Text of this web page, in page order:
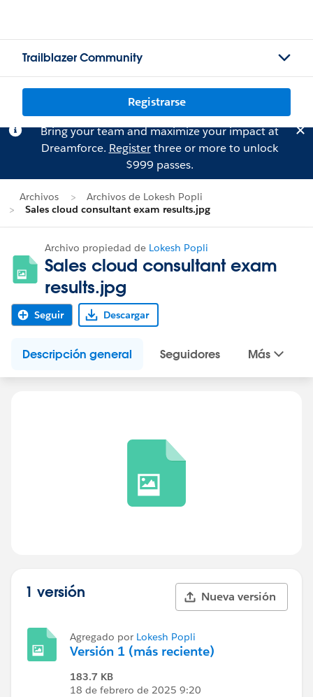
Trailblazer Community
Registrarse
Bring your team and maximize your impact at
Dreamforce. Registerthree or more to unlock
$999 passes.
Archivos
Archivos de Lokesh Popli
Sales cloud consultant exam results.jpg
Archivo propiedad de Lokesh Popli
Sales cloud consultant exam
results.jpg
Seguir Descargar
Descripción general Seguidores Más
1 versión Nueva versión
Agregado por Lokesh Popli
Versión 1 (más reciente)
183.7 KB
18 de febrero de 2025 9:20